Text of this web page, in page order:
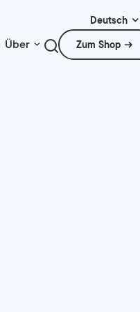
Deutsch
Über Zum Shop